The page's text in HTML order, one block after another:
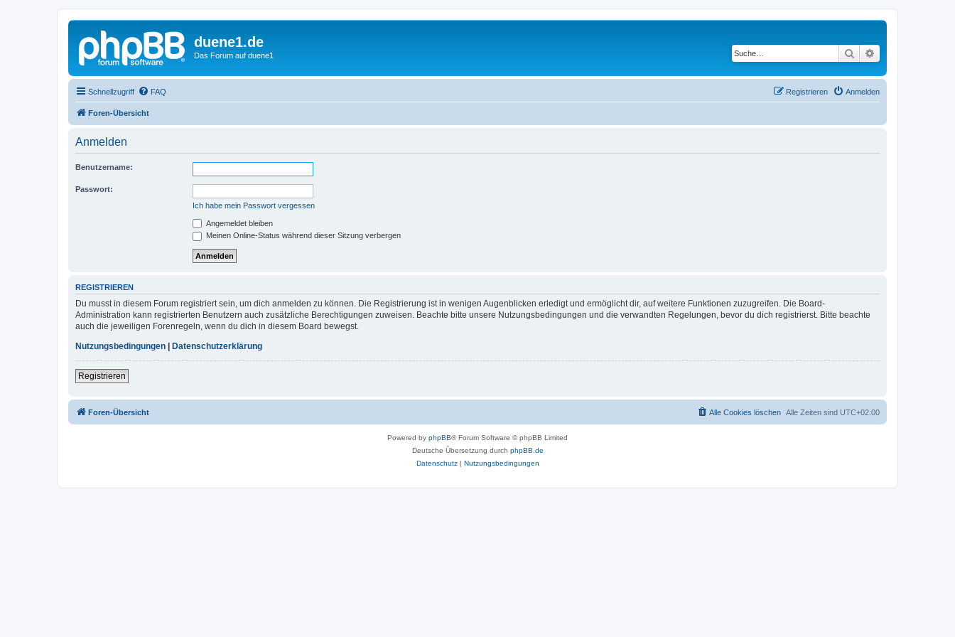
duene1.de
Das Forum auf duene1 Suche
Schnellzugriff FAQ Anmelden
Registrieren
Foren-Übersicht
Anmelden
Benutzername:
Passwort:
Ich habe mein Passwort vergessen
Angemeldet bleiben
Meinen Online-Status während dieser Sitzung verbergen
REGISTRIEREN
Du musst in diesem Forum registriert sein, um dich anmelden zu können. Die Registrierung ist in wenigen Augenblicken erledigt und ermöglicht dir, auf weitere Funktionen zuzugreifen. Die Board-
Administration kann registrierten Benutzern auch zusätzliche Berechtigungen zuweisen. Beachte bitte unsere Nutzungsbedingungen und die verwandten Regelungen, bevor du dich registrierst. Bitte beachte
auch die jeweiligen Forenregeln, wenn du dich in diesem Board bewegst.
Nutzungsbedingungen
Datenschutzerklärung
Registrieren
Foren-Übersicht Alle Zeiten sind UTC+02:00
Alle Cookies löschen
Powered by phpBB® Forum Software © phpBB Limited
Deutsche Übersetzung durch phpBB.de
Datenschutz| Nutzungsbedingungen